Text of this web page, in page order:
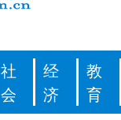
社
会
经
济
教
育